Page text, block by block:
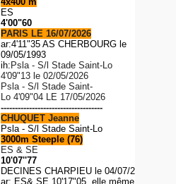
ES
4'00"60
PARIS LE 16/07/2026
ar:4'11"35 AS CHERBOURG le
09/05/1993
ih: Psla - S/l Stade Saint-Lo
4'09"13 le 02/05/2026
Psla - S/l Stade Saint-
Lo 4'09"04 LE 17/05/2026
------------------------------------
CHUQUET Jeanne
Psla - S/l Stade Saint-Lo
3000m Steeple (76)
ES & SE
10'07''77
DECINES CHARPIEU le 04/07/2026
ar: ES& SE 10'17"05 elle même le 01/08/